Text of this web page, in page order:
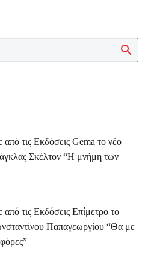
τις Εκδόσεις Gema το νέο
Σκέλτον “Η μνήμη των
τις Εκδόσεις Επίμετρο το
Παπαγεωργίου “Θα με